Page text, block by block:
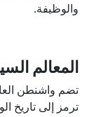
والوظيفة.
المعالم
تضم واشنطن
ترمز إلى تاريخ